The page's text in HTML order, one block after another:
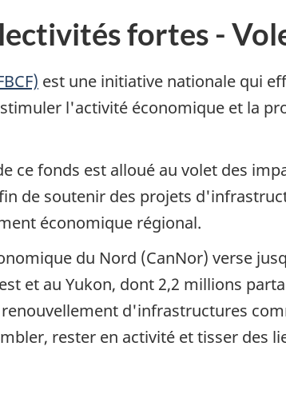
fortes -
est une initiative nationale qui
l'activité économique et la
ce fonds est alloué au volet des
de soutenir des projets
économique régional.
du Nord (CanNor) verse
et au Yukon, dont 2,2 millions
d'infrastructures
rester en activité et tisser des